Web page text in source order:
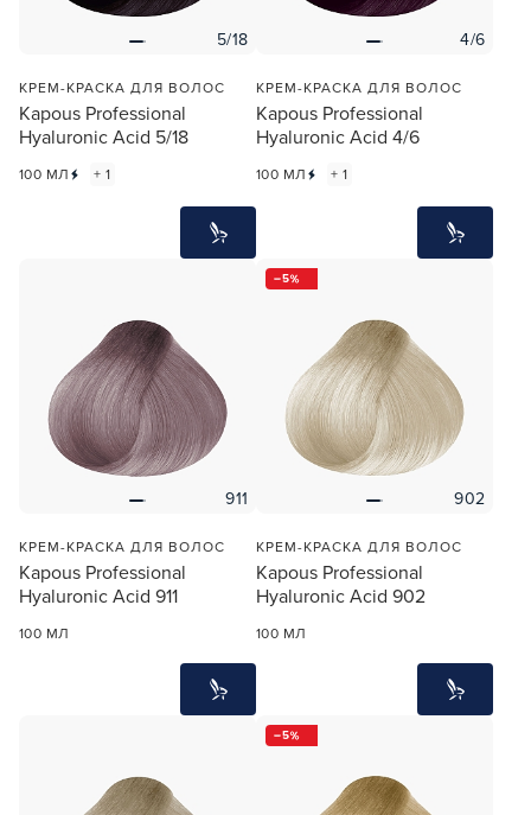
5/18
КРЕМ-КРАСКА ДЛЯ ВОЛОС
Kapous Professional
Hyaluronic Acid 5/18
100 МЛ + 1
4/6
КРЕМ-КРАСКА ДЛЯ ВОЛОС
Kapous Professional
Hyaluronic Acid 4/6
100 МЛ + 1
911
КРЕМ-КРАСКА ДЛЯ ВОЛОС
Kapous Professional
Hyaluronic Acid 911
100 МЛ
5
902
КРЕМ-КРАСКА ДЛЯ ВОЛОС
Kapous Professional
Hyaluronic Acid 902
100 МЛ
5